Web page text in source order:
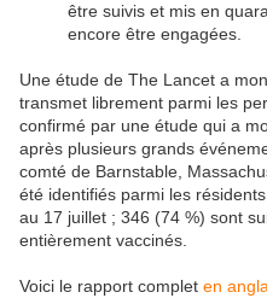
être suivis et mis en
encore être engagées.
Une étude de The Lancet a
transmet librement parmi les
confirmé par une étude qui a
après plusieurs grands
comté de Barnstable,
été identifiés parmi les
au 17 juillet ; 346 (74 %) sont
entièrement vaccinés.
Voici le rapport complet en